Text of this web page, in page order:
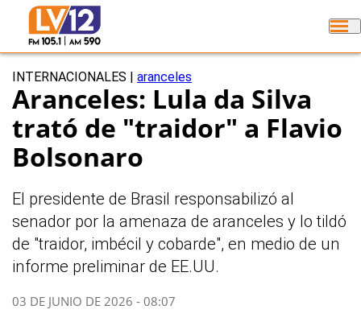
INTERNACIONALES aranceles
Aranceles: Lula da Silva
trató de "traidor" a Flavio
Bolsonaro
El presidente de Brasil responsabilizó al
senador por la amenaza de aranceles y lo tildó
de "traidor, imbécil y cobarde", en medio de un
informe preliminar de EE.UU.
03 DE JUNIO DE 2026 - 08:07